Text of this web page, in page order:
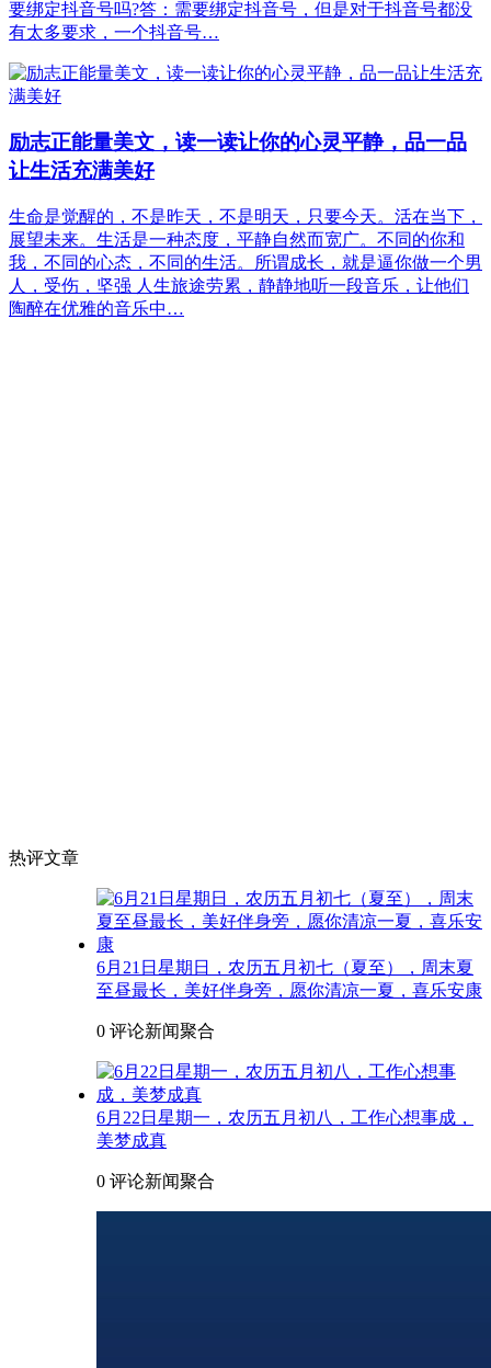
要绑定抖音号吗?答：需要绑定抖音号，但是对于抖音号都没
有太多要求，一个抖音号…
励志正能量美文，读一读让你的心灵平静，品一品
让生活充满美好
生命是觉醒的，不是昨天，不是明天，只要今天。活在当下，
展望未来。生活是一种态度，平静自然而宽广。不同的你和
我，不同的心态，不同的生活。所谓成长，就是逼你做一个男
人，受伤，坚强 人生旅途劳累，静静地听一段音乐，让他们
陶醉在优雅的音乐中…
热评文章
6月21日星期日，农历五月初七（夏至），周末夏
至昼最长，美好伴身旁，愿你清凉一夏，喜乐安康
0 评论新闻聚合
6月22日星期一，农历五月初八，工作心想事成，
美梦成真
0 评论新闻聚合